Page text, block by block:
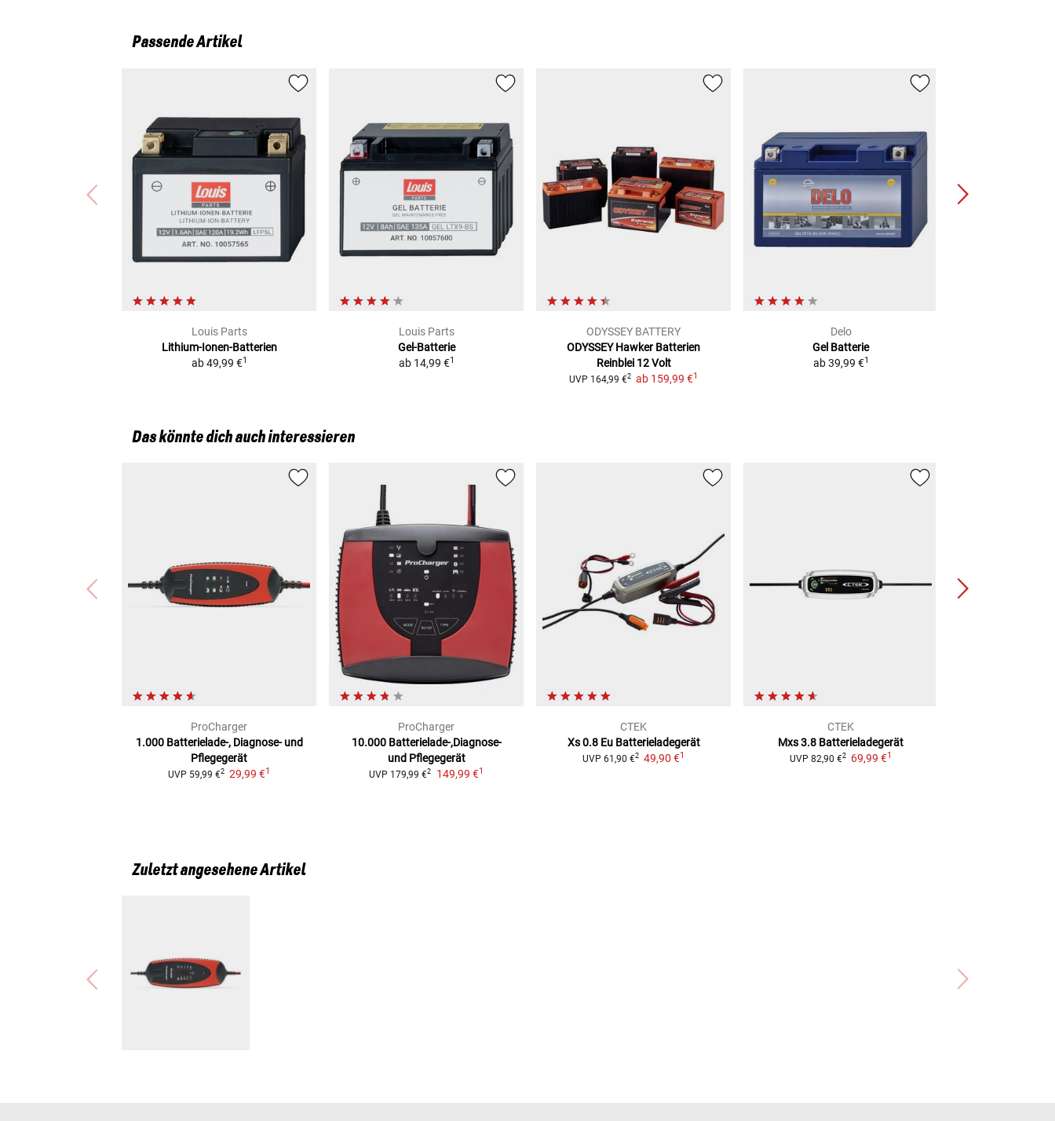
Passende Artikel
Louis Parts
Lithium-Ionen-Batterien
ab 49,99 €1
Louis Parts
Gel-Batterie
ab 14,99 €1
ODYSSEY BATTERY
ODYSSEY Hawker Batterien
Reinblei 12 Volt
UVP 164,99 €2 ab 159,99 €1
Delo
Gel Batterie
ab 39,99 €1
Das könnte dich auch interessieren
ProCharger
1.000 Batterielade-, Diagnose- und
Pflegegerät
UVP 59,99 €2 29,99 €1
ProCharger
10.000 Batterielade-,Diagnose-
und Pflegegerät
UVP 179,99 €2 149,99 €1
CTEK
Xs 0.8 Eu Batterieladegerät
UVP 61,90 €2 49,90 €1
CTEK
Mxs 3.8 Batterieladegerät
UVP 82,90 €2 69,99 €1
Zuletzt angesehene Artikel